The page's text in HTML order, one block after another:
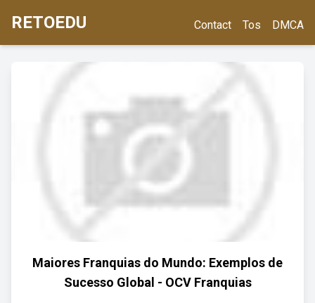
RETOEDU Contact Tos DMCA
Maiores Franquias do Mundo: Exemplos de
Sucesso Global - OCV Franquias